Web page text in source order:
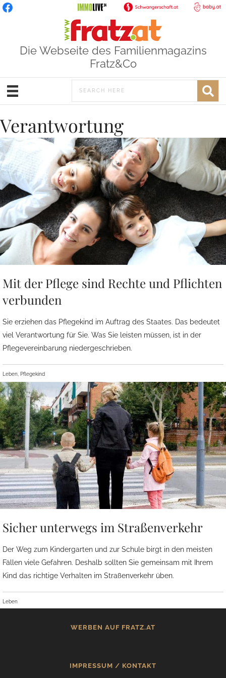
Die Webseite des Familienmagazins
Fratz&Co
Verantwortung
Mit der Pflege sind Rechte und Pflichten
verbunden
Sie erziehen das Pflegekind im Auftrag des Staates. Das bedeutet
viel Verantwortung für Sie. Was Sie leisten müssen, ist in der
Pflegevereinbarung niedergeschrieben.
Leben, Pflegekind
Sicher unterwegs im Straßenverkehr
Der Weg zum Kindergarten und zur Schule birgt in den meisten
Fällen viele Gefahren. Deshalb sollten Sie gemeinsam mit Ihrem
Kind das richtige Verhalten im Straßenverkehr üben.
Leben
WERBEN AUF FRATZ.AT
IMPRESSUM / KONTAKT